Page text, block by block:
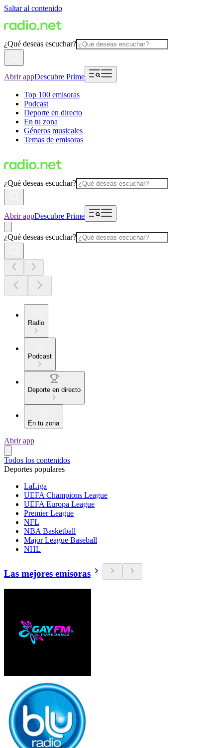
Saltar al contenido
¿Qué deseas escuchar?
Abrir appDescubre Prime
Top 100 emisoras
Podcast
Deporte en directo
En tu zona
Géneros musicales
Temas de emisoras
¿Qué deseas escuchar?
Abrir appDescubre Prime
¿Qué deseas escuchar?
Radio
Podcast
Deporte en directo
En tu zona
Abrir app
Todos los contenidos
Deportes populares
LaLiga
UEFA Champions League
UEFA Europa League
Premier League
NFL
NBA Basketball
Major League Baseball
NHL
Las mejores emisoras